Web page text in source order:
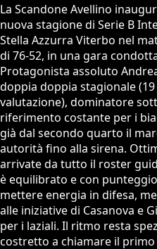
La Scandone Avellino
nuova stagione di Serie B
Stella Azzurra Viterbo nel
di 76-52, in una gara
Protagonista assoluto
doppia doppia stagionale
valutazione), dominatore
riferimento costante per i
già dal secondo quarto il
autorità fino alla sirena.
arrivate da tutto il roster
è equilibrato e con
mettere energia in difesa,
alle iniziative di Casanova e
per i laziali. Il ritmo resta
costretto a chiamare il